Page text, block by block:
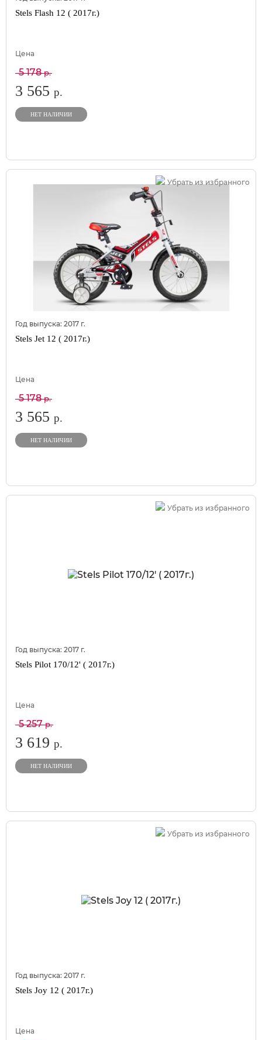
Stels Flash 12 ( 2017г.)
Цена
5 178р.
3 565 р.
НЕТ НАЛИЧИИ
Убрать из избранного
Год выпуска: 2017 г.
Stels Jet 12 ( 2017г.)
Цена
5 178р.
3 565 р.
НЕТ НАЛИЧИИ
Убрать из избранного
Год выпуска: 2017 г.
Stels Pilot 170/12' ( 2017г.)
Цена
5 257р.
3 619 р.
НЕТ НАЛИЧИИ
Убрать из избранного
Год выпуска: 2017 г.
Stels Joy 12 ( 2017г.)
Цена